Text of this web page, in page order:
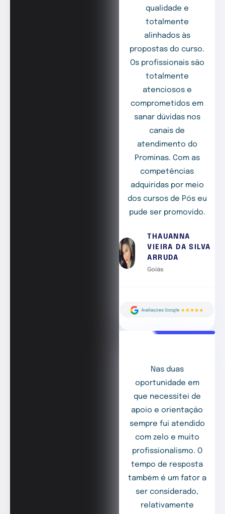
qualidade e
totalmente
alinhados às
propostas do curso.
Os profissionais são
totalmente
atenciosos e
comprometidos em
sanar dúvidas nos
canais de
atendimento do
Prominas. Com as
competências
adquiridas por meio
dos cursos de Pós eu
pude ser promovido.
THAUANNA
VIEIRA DA SILVA
ARRUDA
Goiás
Nas duas
oportunidade em
que necessitei de
apoio e orientação
sempre fui atendido
com zelo e muito
profissionalismo. O
tempo de resposta
também é um fator a
ser considerado,
relativamente